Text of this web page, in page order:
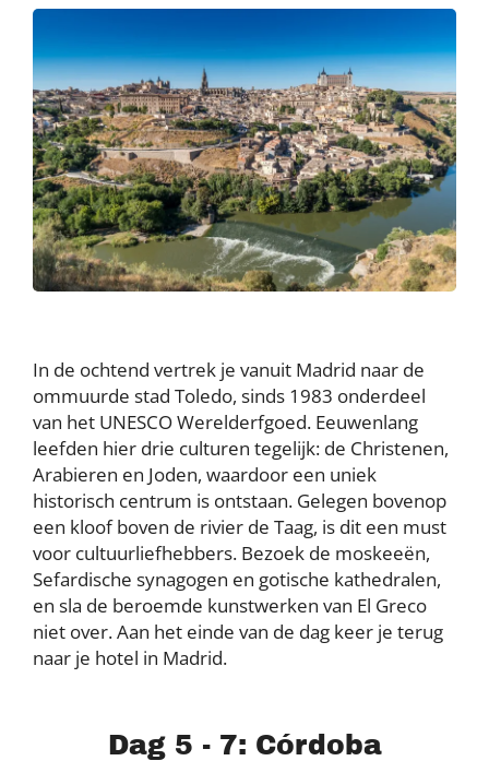
In de ochtend vertrek je vanuit Madrid naar de
ommuurde stad Toledo, sinds 1983 onderdeel
van het UNESCO Werelderfgoed. Eeuwenlang
leefden hier drie culturen tegelijk: de Christenen,
Arabieren en Joden, waardoor een uniek
historisch centrum is ontstaan. Gelegen bovenop
een kloof boven de rivier de Taag, is dit een must
voor cultuurliefhebbers. Bezoek de moskeeën,
Sefardische synagogen en gotische kathedralen,
en sla de beroemde kunstwerken van El Greco
niet over. Aan het einde van de dag keer je terug
naar je hotel in Madrid.
Dag 5 - 7: Córdoba